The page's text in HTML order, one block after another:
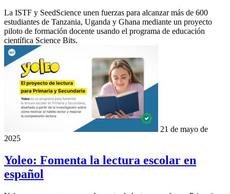
La ISTF y SeedScience unen fuerzas para alcanzar más de 600
estudiantes de Tanzania, Uganda y Ghana mediante un proyecto
piloto de formación docente usando el programa de educación
científica Science Bits.
21 de mayo de
2025
Yoleo: Fomenta la lectura escolar en
español